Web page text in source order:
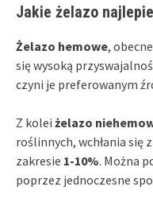
Jakie żelazo
Żelazo hemowe,
się wysoką
czyni je preferowanym
Z kolei żelazo
roślinnych, wchłania się
zakresie 1-10%. Można
poprzez jednoczesne